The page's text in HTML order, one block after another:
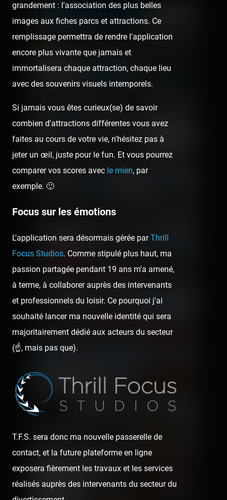
grandement : l'association des plus belles
images aux fiches parcs et attractions. Ce
remplissage permettra de rendre l'application
encore plus vivante que jamais et
immortalisera chaque attraction, chaque lieu
avec des souvenirs visuels intemporels.
Si jamais vous êtes curieux(se) de savoir
combien d'attractions différentes vous avez
faites au cours de votre vie, n'hésitez pas à
jeter un œil, juste pour le fun. Et vous pourrez
comparer vos scores avec le mien, par
exemple. 🙂
Focus sur les émotions
L'application sera désormais gérée parThrill
Focus Studios. Comme stipulé plus haut, ma
passion partagée pendant 19 ans m'a amené,
à terme, à collaborer auprès des intervenants
et professionnels du loisir. Ce pourquoi j'ai
souhaité lancer ma nouvelle identité qui sera
majoritairement dédié aux acteurs du secteur
(☝️, mais pas que).
T.F.S. sera donc ma nouvelle passerelle de
contact, et la future plateforme en ligne
exposera fièrement les travaux et les services
réalisés auprès des intervenants du secteur du